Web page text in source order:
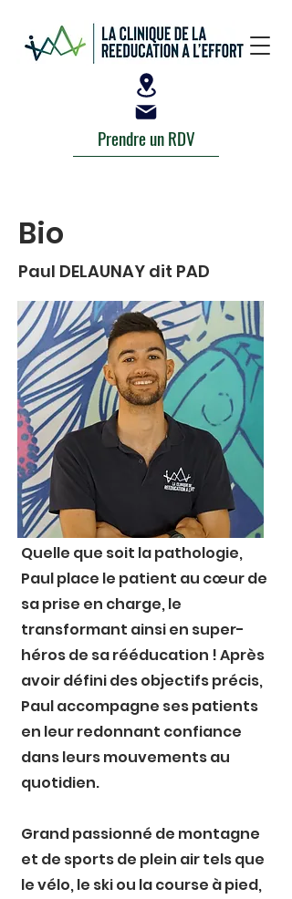
Prendre un RDV
Bio
Paul DELAUNAY dit PAD
Quelle que soit la pathologie,
Paul place le patient au cœur de
sa prise en charge, le
transformant ainsi en super-
héros de sa rééducation ! Après
avoir défini des objectifs précis,
Paul accompagne ses patients
en leur redonnant confiance
dans leurs mouvements au
quotidien.
Grand passionné de montagne
et de sports de plein air tels que
le vélo, le ski ou la course à pied,